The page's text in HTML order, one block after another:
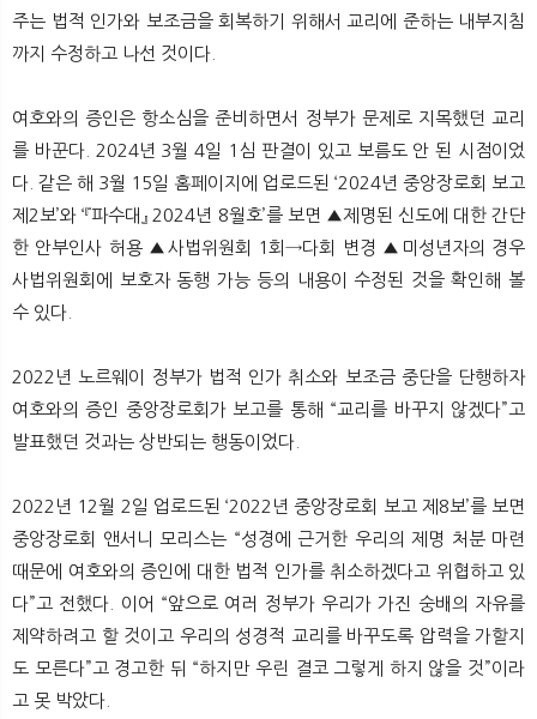
주는 법적 인가와 보조금을 회복하기 위해서 교리에 준하는 내부지침
까지 수정하고 나선 것이다.
여호와의 증인은 항소심을 준비하면서 정부가 문제로 지목했던 교리
를 바꾼다. 2024년 3월 4일 1심 판결이 있고 보름도 안 된 시점이었
다. 같은 해 3월 15일 홈페이지에 업로드된 ‘2024년 중앙장로회 보고
제2보’와 ‘『파수대』 2024년 8월호’를 보면 ▲제명된 신도에 대한 간단
한 안부인사 허용 ▲사법위원회 1회→다회 변경 ▲미성년자의 경우
사법위원회에 보호자 동행 가능 등의 내용이 수정된 것을 확인해 볼
수 있다.
2022년 노르웨이 정부가 법적 인가 취소와 보조금 중단을 단행하자
여호와의 증인 중앙장로회가 보고를 통해 “교리를 바꾸지 않겠다”고
발표했던 것과는 상반되는 행동이었다.
2022년 12월 2일 업로드된 ‘2022년 중앙장로회 보고 제8보’를 보면
중앙장로회 앤서니 모리스는 “성경에 근거한 우리의 제명 처분 마련
때문에 여호와의 증인에 대한 법적 인가를 취소하겠다고 위협하고 있
다”고 전했다. 이어 “앞으로 여러 정부가 우리가 가진 숭배의 자유를
제약하려고 할 것이고 우리의 성경적 교리를 바꾸도록 압력을 가할지
도 모른다”고 경고한 뒤 “하지만 우린 결코 그렇게 하지 않을 것”이라
고 못 박았다.